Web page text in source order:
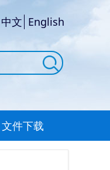
中文 English
文件下载